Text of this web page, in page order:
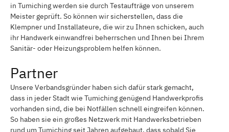
in Tumiching werden sie durch Testaufträge von unserem
Meister geprüft. So können wir sicherstellen, dass die
Klempner und Installateure, die wir zu Ihnen schicken, auch
ihr Handwerk einwandfrei beherrschen und Ihnen bei Ihrem
Sanitär- oder Heizungsproblem helfen können.
Partner
Unsere Verbandsgründer haben sich dafür stark gemacht,
dass in jeder Stadt wie Tumiching genügend Handwerkprofis
vorhanden sind, die bei Notfällen schnell eingreifen können.
So haben sie ein großes Netzwerk mit Handwerksbetrieben
rund um Tumiching seit Jahren aufgebaut, dass sobald Sie